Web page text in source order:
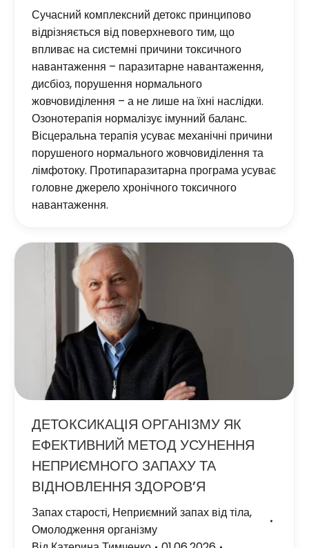
Сучасний комплексний детокс принципово
відрізняється від поверхневого тим, що
впливає на системні причини токсичного
навантаження – паразитарне навантаження,
дисбіоз, порушення нормального
жовчовиділення – а не лише на їхні наслідки.
Озонотерапія нормалізує імунний баланс.
Вісцеральна терапія усуває механічні причини
порушеного нормального жовчовиділення та
лімфотоку. Протипаразитарна програма усуває
головне джерело хронічного токсичного
навантаження.
ДЕТОКСИКАЦІЯ ОРГАНІЗМУ ЯК
ЕФЕКТИВНИЙ МЕТОД УСУНЕННЯ
НЕПРИЄМНОГО ЗАПАХУ ТА
ВІДНОВЛЕННЯ ЗДОРОВ’Я
Запах старості, Неприємний запах від тіла,
Омолодження організму